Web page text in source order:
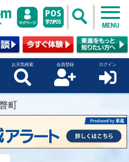
MENU
お天気検索 会員登録 ログイン
町